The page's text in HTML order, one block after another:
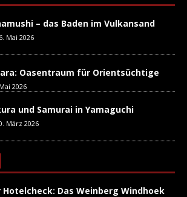
– das Baden im Vulkansand
Mai 2026
Oasentraum für Orientsüchtige
2026
und Samurai in Yamaguchi
März 2026
Hotelcheck: Das Weinberg Windhoek